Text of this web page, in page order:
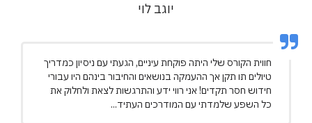
יוגב לוי
חווית הקורס שלי היתה פוקחת עיניים, הגעתי עם ניסיון כמדריך
טיולים תו תקן אך ההעמקה בנושאים והחיבור בינהם היו עבורי
חידוש חסר תקדים! אני רווי ידע והתרגשות לצאת ולחלוק את
כל השפע שלמדתי עם המודרכים העתיד...